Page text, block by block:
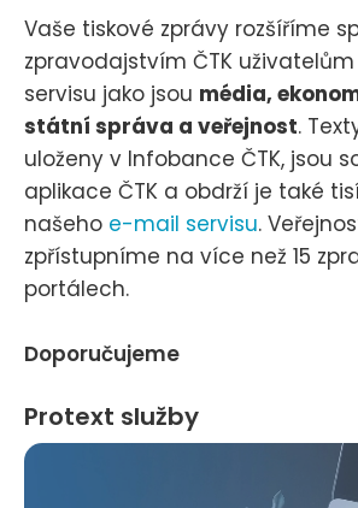
Vaše tiskové zprávy rozšíříme
zpravodajstvím ČTK
servisu jako jsou média,
státní správa a veřejnost.
uloženy v Infobance ČTK, jsou
aplikace ČTK a obdrží je také
našeho e-mail servisu.
zpřístupníme na více než 15
portálech.
Doporučujeme
Protext služby